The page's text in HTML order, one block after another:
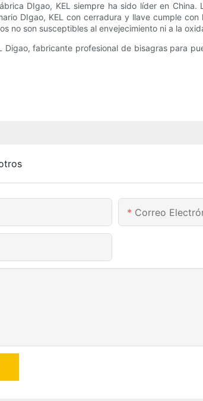
DIgao, KEL siempre ha sido líder en
DIgao, KEL con cerradura y llave cumple
no son susceptibles al envejecimiento ni a la
Digao, fabricante profesional de bisagras para
Correo